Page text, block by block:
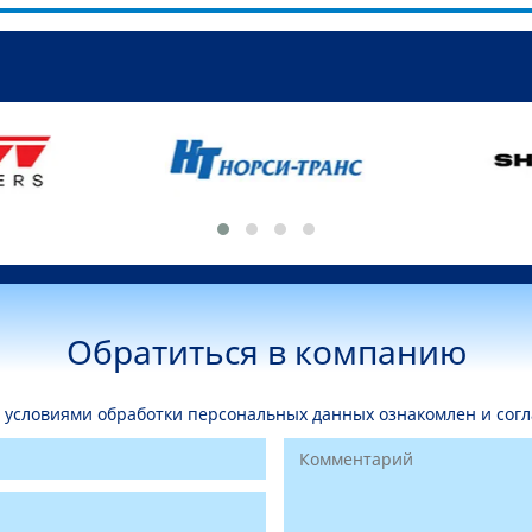
Обратиться в компанию
обработки персональных данных ознакомлен и